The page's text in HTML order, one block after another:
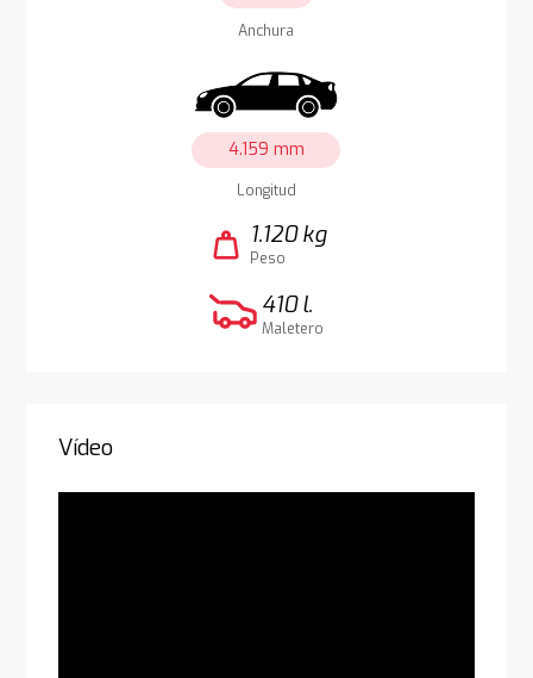
Anchura
4.159 mm
Longitud
weight 1.120 kg
Peso
410 l.
Maletero
Vídeo